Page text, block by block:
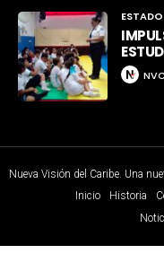
ESTADO
Nueva Visión del Caribe. Una
Inicio
Historia